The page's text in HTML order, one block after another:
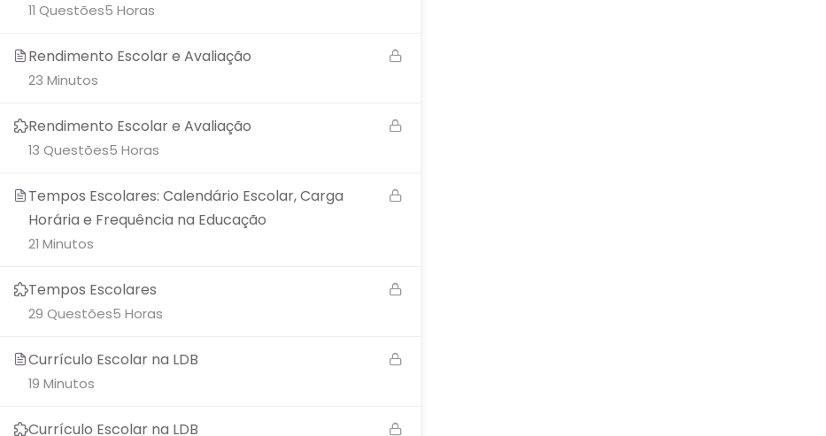
5 Horas
11 Questões
Rendimento Escolar e Avaliação
23 Minutos
Rendimento Escolar e Avaliação
5 Horas
13 Questões
Tempos Escolares: Calendário Escolar, Carga
Horária e Frequência na Educação
21 Minutos
Tempos Escolares
5 Horas
29 Questões
Currículo Escolar na LDB
19 Minutos
Currículo Escolar na LDB